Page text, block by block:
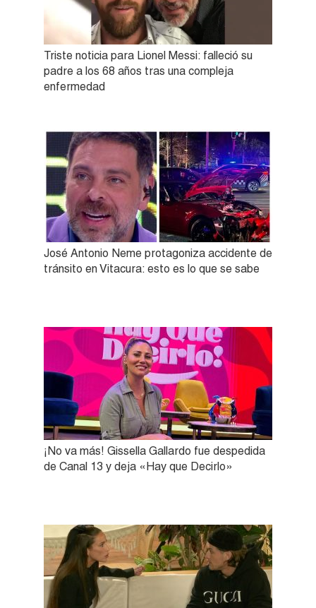
Triste noticia para Lionel Messi: falleció su
padre a los 68 años tras una compleja
enfermedad
José Antonio Neme protagoniza accidente de
tránsito en Vitacura: esto es lo que se sabe
¡No va más! Gissella Gallardo fue despedida
de Canal 13 y deja «Hay que Decirlo»